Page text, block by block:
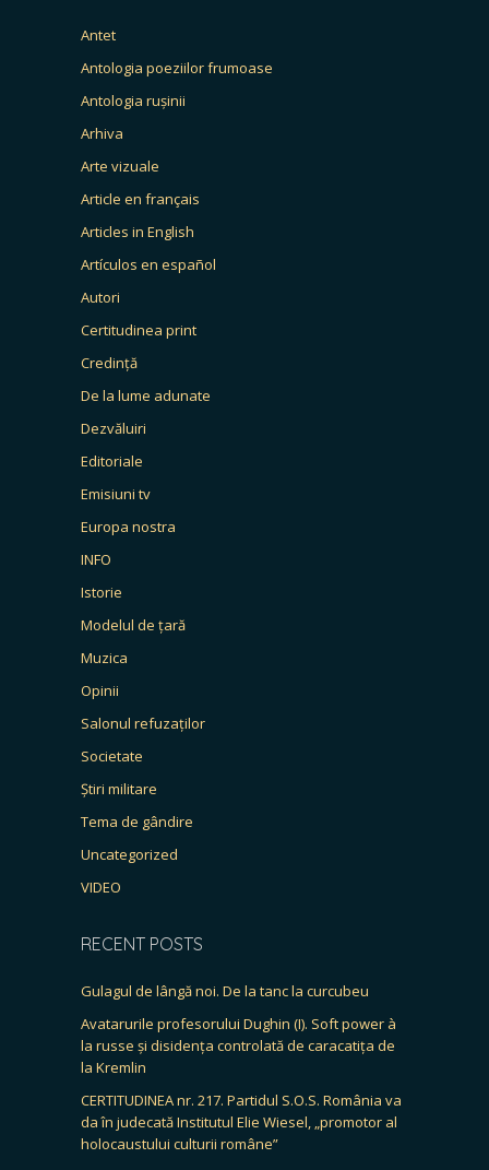
Antet
Antologia poeziilor frumoase
Antologia rușinii
Arhiva
Arte vizuale
Article en français
Articles in English
Artículos en español
Autori
Certitudinea print
Credință
De la lume adunate
Dezvăluiri
Editoriale
Emisiuni tv
Europa nostra
INFO
Istorie
Modelul de țară
Muzica
Opinii
Salonul refuzaților
Societate
Știri militare
Tema de gândire
Uncategorized
VIDEO
RECENT POSTS
Gulagul de lângă noi. De la tanc la curcubeu
Avatarurile profesorului Dughin (I). Soft power à
la russe și disidența controlată de caracatița de
la Kremlin
CERTITUDINEA nr. 217. Partidul S.O.S. România va
da în judecată Institutul Elie Wiesel, „promotor al
holocaustului culturii române”